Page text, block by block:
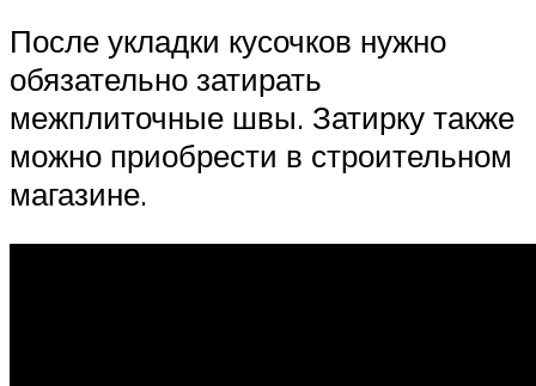
После укладки кусочков нужно
обязательно затирать
межплиточные швы. Затирку также
можно приобрести в строительном
магазине.